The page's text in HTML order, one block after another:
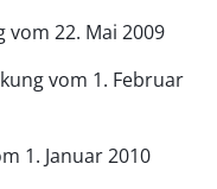
22. Mai 2009
vom 1. Februar
1. Januar 2010